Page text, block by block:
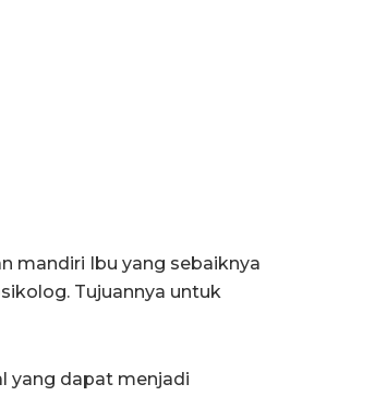
mandiri Ibu yang sebaiknya
Tujuannya untuk
yang dapat menjadi